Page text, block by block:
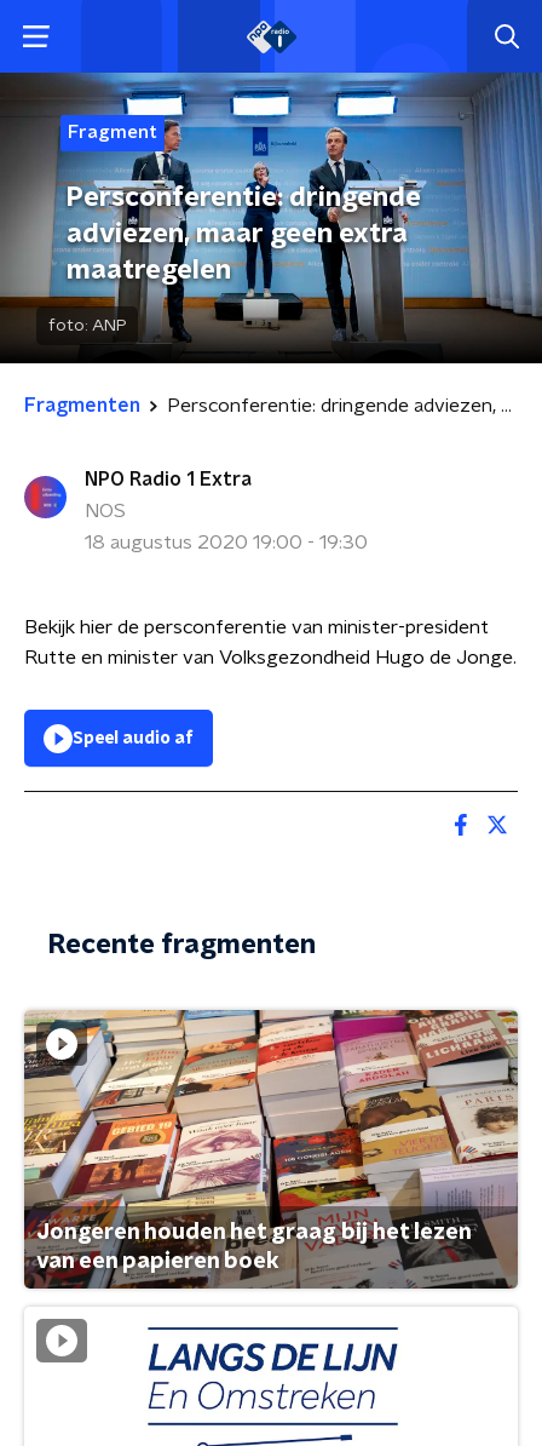
Fragment
Persconferentie: dringende
adviezen, maar geen extra
maatregelen
foto: ANP
Fragmenten Persconferentie: dringende adviezen, maar geen extra maatregelen
NPO Radio 1 Extra
NOS
18 augustus 2020 19:00 - 19:30
Bekijk hier de persconferentie van minister-president
Rutte en minister van Volksgezondheid Hugo de Jonge.
Speel audio af
Recente fragmenten
Jongeren houden het graag bij het lezen
van een papieren boek